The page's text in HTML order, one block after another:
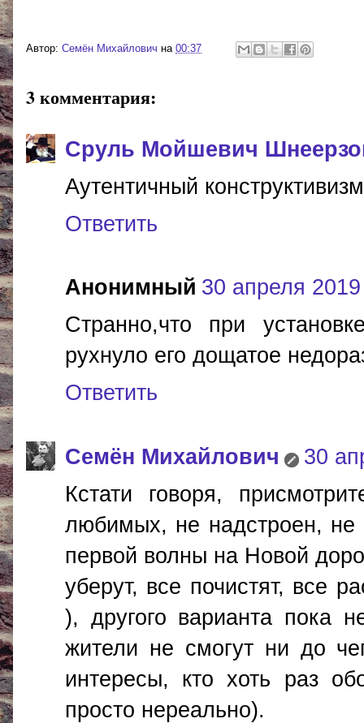
Автор: Cемён Михайлович на 00:37
3 комментария:
Сруль Мойшевич
Аутентичный
Ответить
Анонимный 30 апреля 2019
Странно,что при
рухнуло его дощатое
Ответить
Cемён Михайлович
30
Кстати говоря,
любимых, не надстроен, не
первой волны на Новой
уберут, все почистят, все
), другого варианта пока
жители не смогут ни до
интересы, кто хоть раз
просто нереально).